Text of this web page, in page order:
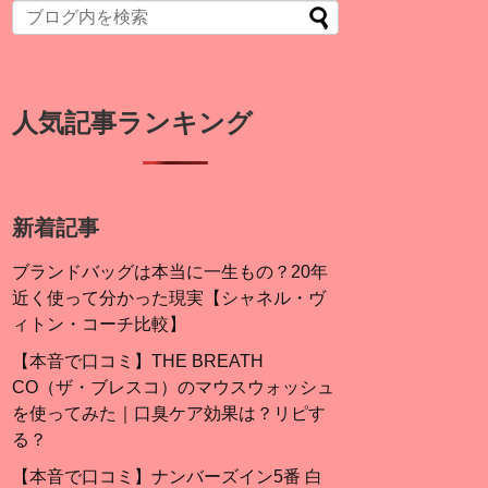
人気記事ランキング
新着記事
ブランドバッグは本当に一生もの？20年
近く使って分かった現実【シャネル・ヴ
ィトン・コーチ比較】
【本音で口コミ】THE BREATH
CO（ザ・ブレスコ）のマウスウォッシュ
を使ってみた｜口臭ケア効果は？リピす
る？
【本音で口コミ】ナンバーズイン5番 白